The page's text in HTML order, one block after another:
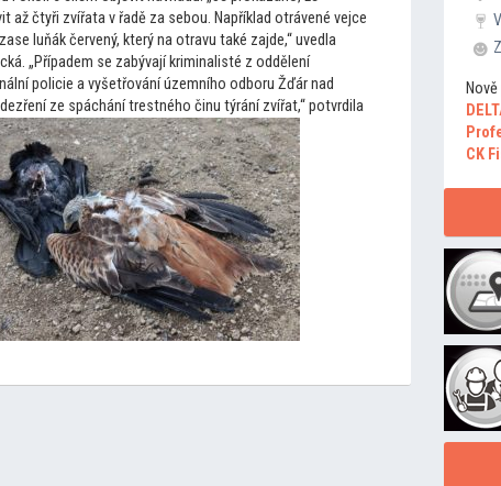
až čtyři zvířata v řadě za sebou. Například otrávené vejce
luňák červený, který na otravu také zajde,“ uvedla
„Případem se zabývají kriminalisté z oddělení
policie a vyšetřování územního odboru Žďár nad
ze spáchání trestného činu týrání zvířat,“ potvrdila
CK